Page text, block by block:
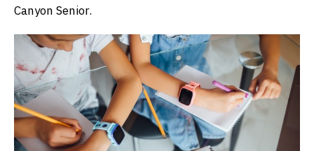
Canyon Senior.